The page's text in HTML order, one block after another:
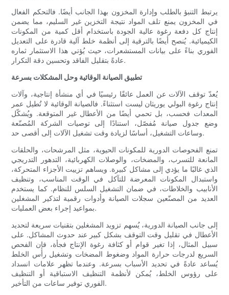
يرتبط التنبؤ بالطلب وإدارة المخزون بهذا الجانب أيضًا. فالتحكم الفعال
في المخزون يمنع تلف المواد نتيجة التخزين غير السليم، مما يضمن
إنتاج كل دفعة رغوة عالية الجودة باستخدام أقل كمية من المكونات
الكيميائية. يُنصح أيضًا بالترقية إلى أنظمة خلط آلية قادرة على التعديل
الفوري بناءً على بيانات المستشعرات، حيث يُؤتي هذا الاستثمار ثماره
عادةً بتقليل الفاقد وتحسين دقة التكرار.
تطبيق الصيانة الوقائية وحل المشكلات بسرعة
يُعدّ توقف الآلات عن العمل عائقًا رئيسيًا في أي منشأة إنتاجية، وآلات
إنتاج رغوة البولي يوريثان ليست استثناءً. فالصيانة الوقائية لا تُطيل عمر
المعدات فحسب، بل تحمي أيضًا من الأعطال غير المتوقعة. ويُشكّل
وضع جدول صيانة مُفصّل، استنادًا إلى توصيات الشركة المُصنّعة
وساعات التشغيل، أساسًا لزيادة وقت تشغيل الآلات إلى أقصى حد.
تمنع الفحوصات الدورية للمكونات الحيوية، مثل المرشحات، والحلقات
المانعة للتسرب، والمضخات، والوصلات الكهربائية، التدهور التدريجي
الذي غالبًا ما يؤدي إلى مشاكل كبيرة. ويساهم تزييت الأجزاء المتحركة،
واستبدال المكونات المعرضة للتآكل في الوقت المناسب، وتنظيف
الأنابيب والخلاطات، في ضمان التشغيل السلس للنظام. كما يستخدم
العديد من المصنّعين سجلات الصيانة وأدوات رقمية لتذكير المشغلين
بمواعيد إجراء بعض العمليات.
إلى جانب الصيانة الدورية، يُسهم تزويد المشغلين بتقنيات سريعة لتحديد
الأعطال في تقليل وقت التوقف بشكل كبير عند حدوث المشاكل. على
سبيل المثال، إذا تغير قوام أو كثافة رغوة الإنتاج فجأة، فإن الفحص
السريع لدرجات حرارة المواد وضغوط المضخات وتشغيل رأس الخلط
يُساعد عادةً في تحديد الأسباب بسرعة. وعندما تظهر علامات انسداد
على رؤوس الخلط، يُمكن لأنظمة التنظيف الاستباقية أو التنظيف
الفوري توفير ساعات من التأخير.